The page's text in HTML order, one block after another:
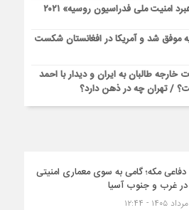
امنیت ملی فدراسیون روسیه» ۲۰۲۱
موفق شد و آمریکا در افغانستان شکست
طالبان به ایران و دیدار با احمد
/ تهران چه در ذهن دارد؟
دفاعی مکه؛ گامی به سوی معماری امنیتی
غرب و جنوب آسیا